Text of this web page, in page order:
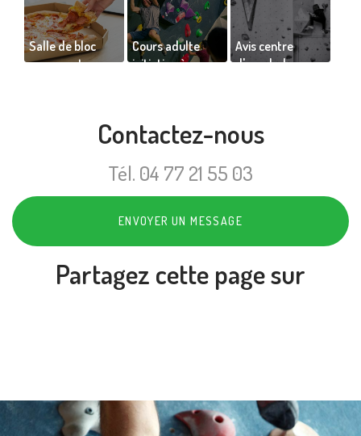
Salle de bloc
proposant
Cours adulte
initiation à
Avis centre
d'escalade
Contactez-nous
Tél. 04 77 21 55 03
ENVOYER UN MESSAGE
Partagez cette page sur